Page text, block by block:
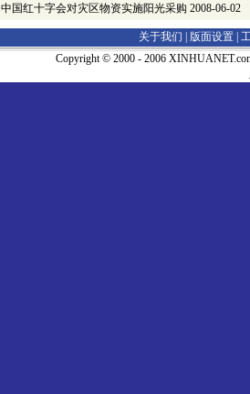
中国红十字会对灾区物资实施阳光采购 2008-06-02
关于我们 | 版面设置
Copyright © 2000 - 2006